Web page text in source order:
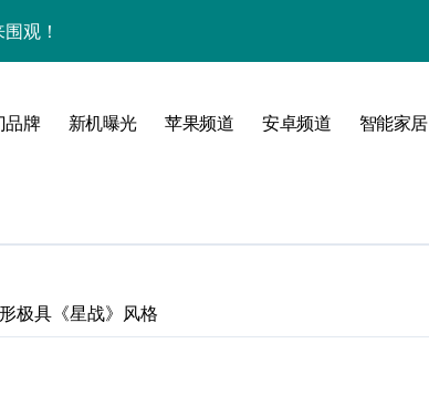
观！
巧大放送！
！
！
控！
品牌 新机曝光 苹果频道 安卓频道 智能家居
极具《星战》风格